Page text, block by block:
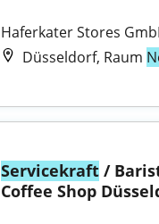
Haferkater Stores
Düsseldorf, Raum
Servicekraft /
Coffee Shop